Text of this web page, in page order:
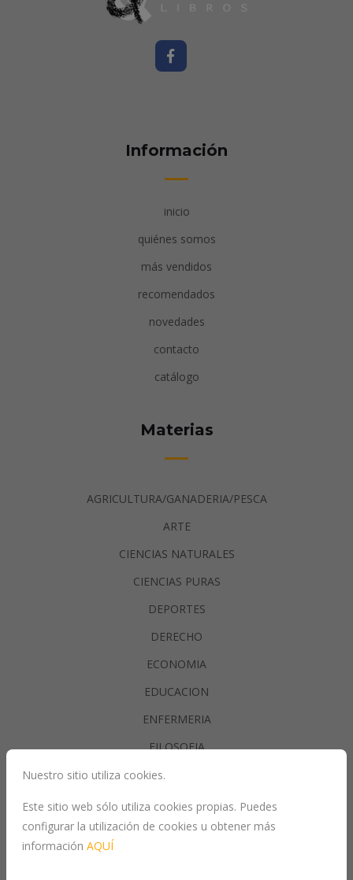
Información
inicio
quiénes somos
más vendidos
recomendados
novedades
contacto
catálogo
Materias
AGRICULTURA/GANADERIA/PESCA
ARTE
CIENCIAS NATURALES
CIENCIAS PURAS
DEPORTES
DERECHO
ECONOMIA
EDUCACION
ENFERMERIA
FILOSOFIA
GASTRONOMIA
GENERALIDADES
Nuestro sitio utiliza cookies.
Este sitio web sólo utiliza cookies propias. Puedes
configurar la utilización de cookies u obtener más
información AQUÍ